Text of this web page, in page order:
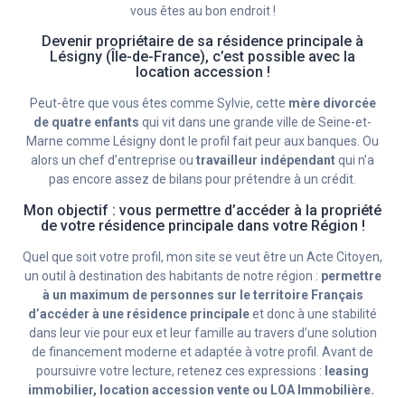
vous êtes au bon endroit !
Devenir propriétaire de sa résidence principale à
Lésigny (Île-de-France), c’est possible avec la
location accession !
Peut-être que vous êtes comme Sylvie, cette mère divorcée
de quatre enfants qui vit dans une grande ville de Seine-et-
Marne comme Lésigny dont le profil fait peur aux banques. Ou
alors un chef d’entreprise ou travailleur indépendantqui n’a
pas encore assez de bilans pour prétendre à un crédit.
Mon objectif : vous permettre d’accéder à la propriété
de votre résidence principale dans votre Région !
Quel que soit votre profil, mon site se veut être un Acte Citoyen,
un outil à destination des habitants de notre région : permettre
à un maximum de personnes sur le territoire Français
d’accéder à une résidence principaleet donc à une stabilité
dans leur vie pour eux et leur famille au travers d’une solution
de financement moderne et adaptée à votre profil. Avant de
poursuivre votre lecture, retenez ces expressions : leasing
immobilier, location accession vente ou LOA Immobilière.